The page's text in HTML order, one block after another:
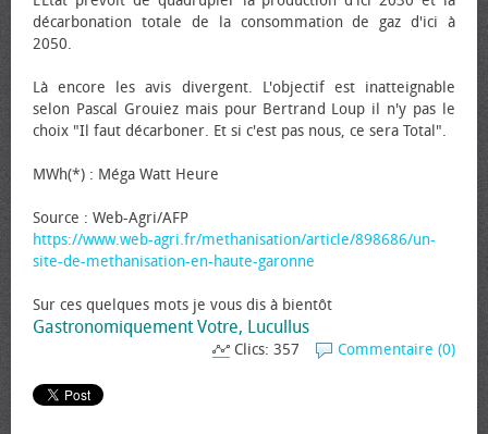
décarbonation totale de la consommation de gaz d'ici à
2050.
Là encore les avis divergent. L'objectif est inatteignable
selon Pascal Grouiez mais pour Bertrand Loup il n'y pas le
choix "Il faut décarboner. Et si c'est pas nous, ce sera Total".
MWh(*) : Méga Watt Heure
Source : Web-Agri/AFP
https://www.web-agri.fr/methanisation/article/898686/un-
site-de-methanisation-en-haute-garonne
Sur ces quelques mots je vous dis à bientôt
Gastronomiquement Votre, Lucullus
Commentaire (0)
Clics: 357